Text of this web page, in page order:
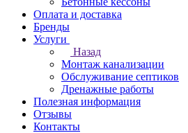
Оплата и доставка
Бренды
Услуги
Назад
Монтаж канализации
Обслуживание септиков
Дренажные работы
Полезная информация
Отзывы
Контакты